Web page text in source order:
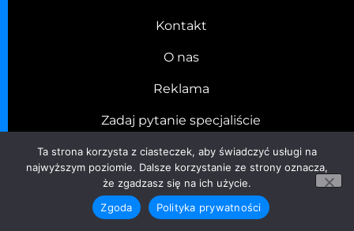
Kontakt
O nas
Reklama
Zadaj pytanie specjaliście
Imię lub Imię i Nazwisko
Ta strona korzysta z ciasteczek, aby świadczyć usługi na
najwyższym poziomie. Dalsze korzystanie ze strony oznacza,
że zgadzasz się na ich użycie.
Zgoda
Polityka prywatności